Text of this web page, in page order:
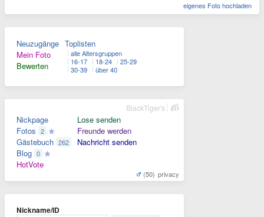
eigenes Foto hochladen
Neuzugänge
Mein Foto
Bewerten
Toplisten
alle Altersgruppen
16-17
18-24
25-29
30-39
über 40
Nickpage
Fotos 2
Gästebuch 262
Blog 0
HotVote
Lose senden
Freunde werden
Nachricht senden
(50) privacy
BlackTiger's
Nickname/ID